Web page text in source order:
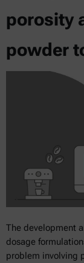
porosity
powder
The development
dosage
problem involving